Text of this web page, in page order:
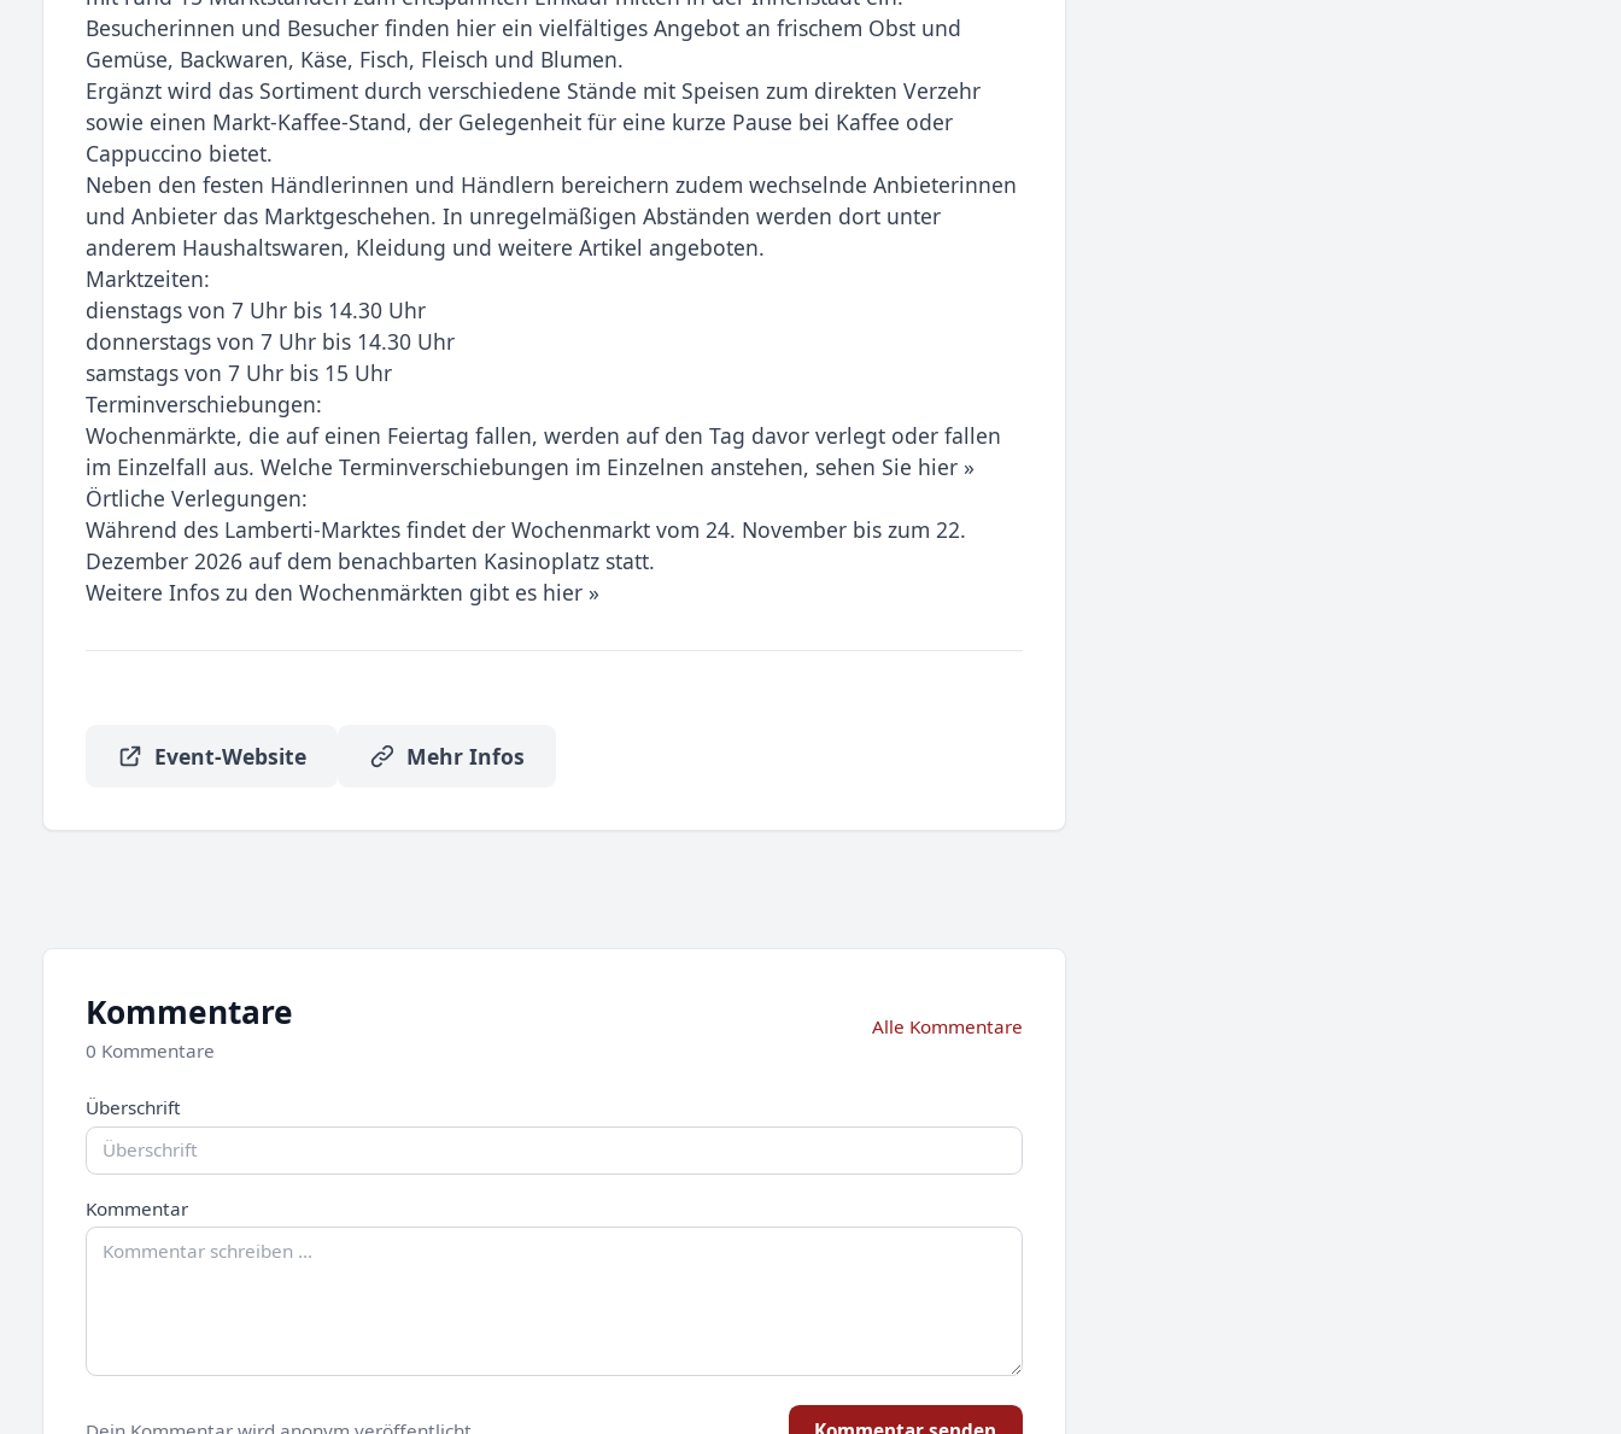
Besucherinnen und Besucher finden hier ein vielfältiges Angebot an frischem Obst und
Gemüse, Backwaren, Käse, Fisch, Fleisch und Blumen.
Ergänzt wird das Sortiment durch verschiedene Stände mit Speisen zum direkten Verzehr
sowie einen Markt-Kaffee-Stand, der Gelegenheit für eine kurze Pause bei Kaffee oder
Cappuccino bietet.
Neben den festen Händlerinnen und Händlern bereichern zudem wechselnde Anbieterinnen
und Anbieter das Marktgeschehen. In unregelmäßigen Abständen werden dort unter
anderem Haushaltswaren, Kleidung und weitere Artikel angeboten.
Marktzeiten:
dienstags von 7 Uhr bis 14.30 Uhr
donnerstags von 7 Uhr bis 14.30 Uhr
samstags von 7 Uhr bis 15 Uhr
Terminverschiebungen:
Wochenmärkte, die auf einen Feiertag fallen, werden auf den Tag davor verlegt oder fallen
im Einzelfall aus. Welche Terminverschiebungen im Einzelnen anstehen, sehen Sie hier »
Örtliche Verlegungen:
Während des Lamberti-Marktes findet der Wochenmarkt vom 24. November bis zum 22.
Dezember 2026 auf dem benachbarten Kasinoplatz statt.
Weitere Infos zu den Wochenmärkten gibt es hier »
Event-Website Mehr Infos
Kommentare
0 Kommentare
Alle Kommentare
Überschrift
Kommentar